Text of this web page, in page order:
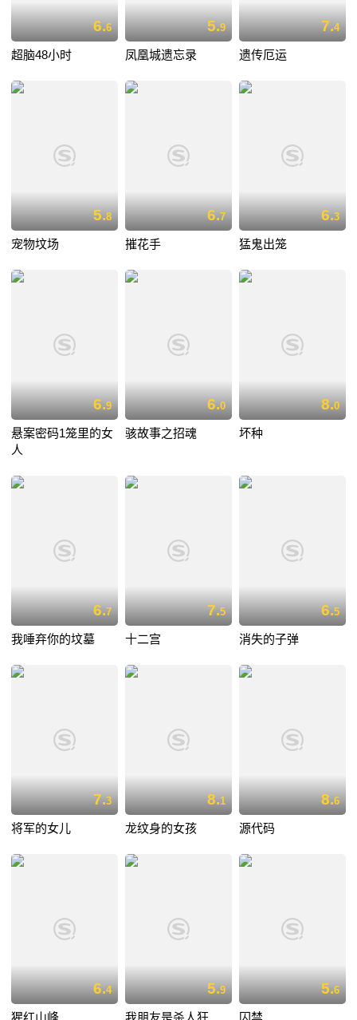
6.6
超脑48小时
5.9
凤凰城遗忘录
7.4
遗传厄运
5.8
宠物坟场
6.7
摧花手
6.3
猛鬼出笼
6.9
悬案密码1笼里的女
人
6.0
骇故事之招魂
8.0
坏种
6.7
我唾弃你的坟墓
7.5
十二宫
6.5
消失的子弹
7.3
将军的女儿
8.1
龙纹身的女孩
8.6
源代码
6.4 5.9 5.6